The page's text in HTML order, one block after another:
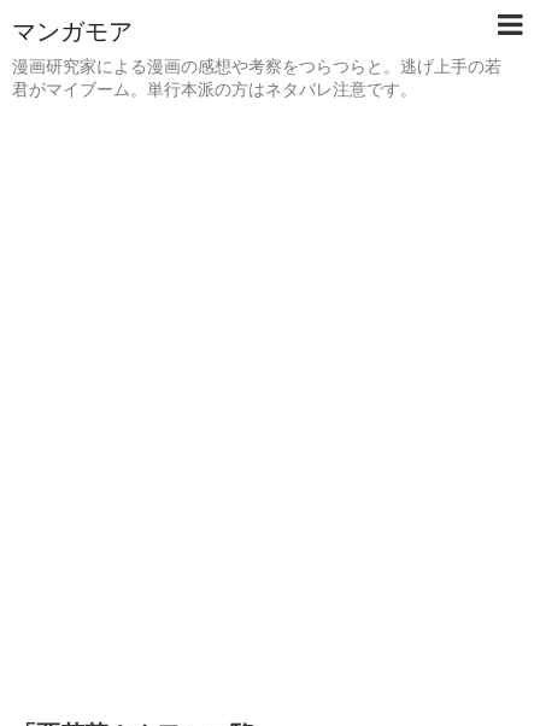
マンガモア
漫画研究家による漫画の感想や考察をつらつらと。逃げ上手の若
君がマイブーム。単行本派の方はネタバレ注意です。